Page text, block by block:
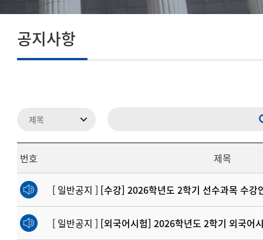
공지사항
번호 제목
[ 일반공지 ] [수강] 2026학년도 2학기 선수과목 수강
[ 일반공지 ] [외국어시험] 2026학년도 2학기 외국어